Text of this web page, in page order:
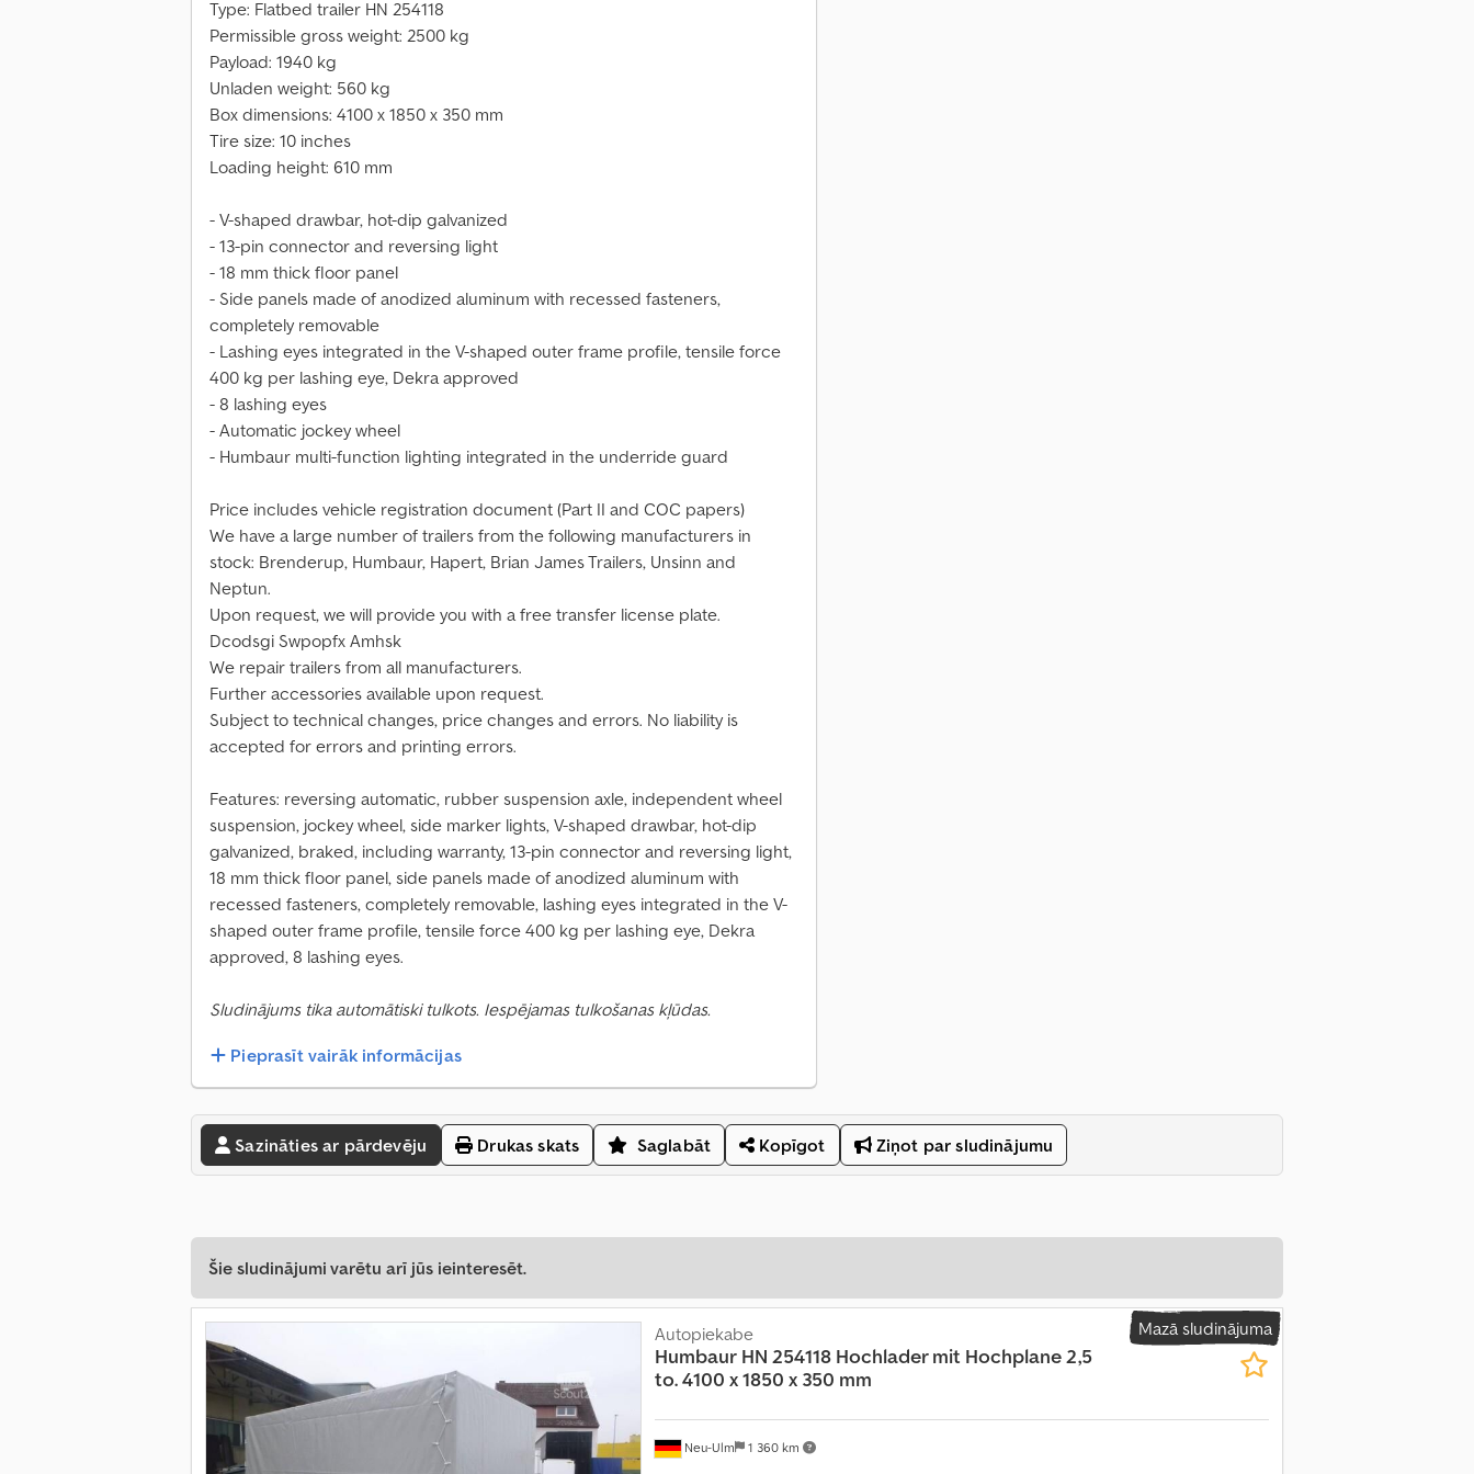
Type: Flatbed trailer HN 254118
Permissible gross weight: 2500 kg
Payload: 1940 kg
Unladen weight: 560 kg
Box dimensions: 4100 x 1850 x 350 mm
Tire size: 10 inches
Loading height: 610 mm
- V-shaped drawbar, hot-dip galvanized
- 13-pin connector and reversing light
- 18 mm thick floor panel
- Side panels made of anodized aluminum with recessed fasteners,
completely removable
- Lashing eyes integrated in the V-shaped outer frame profile, tensile force
400 kg per lashing eye, Dekra approved
- 8 lashing eyes
- Automatic jockey wheel
- Humbaur multi-function lighting integrated in the underride guard
Price includes vehicle registration document (Part II and COC papers)
We have a large number of trailers from the following manufacturers in
stock: Brenderup, Humbaur, Hapert, Brian James Trailers, Unsinn and
Neptun.
Upon request, we will provide you with a free transfer license plate.
Dcodsgi Swpopfx Amhsk
We repair trailers from all manufacturers.
Further accessories available upon request.
Subject to technical changes, price changes and errors. No liability is
accepted for errors and printing errors.
Features: reversing automatic, rubber suspension axle, independent wheel
suspension, jockey wheel, side marker lights, V-shaped drawbar, hot-dip
galvanized, braked, including warranty, 13-pin connector and reversing light,
18 mm thick floor panel, side panels made of anodized aluminum with
recessed fasteners, completely removable, lashing eyes integrated in the V-
shaped outer frame profile, tensile force 400 kg per lashing eye, Dekra
approved, 8 lashing eyes.
Sludinājums tika automātiski tulkots. Iespējamas tulkošanas kļūdas.
Pieprasīt vairāk informācijas
Sazināties ar pārdevēju Drukas skats Saglabāt Kopīgot Ziņot par sludinājumu
Šie sludinājumi varētu arī jūs ieinteresēt.
Mazā sludinājuma
Neu-Ulm 1 360 km
Autopiekabe
Humbaur HN 254118 Hochlader mit Hochplane 2,5
to. 4100 x 1850 x 350 mm